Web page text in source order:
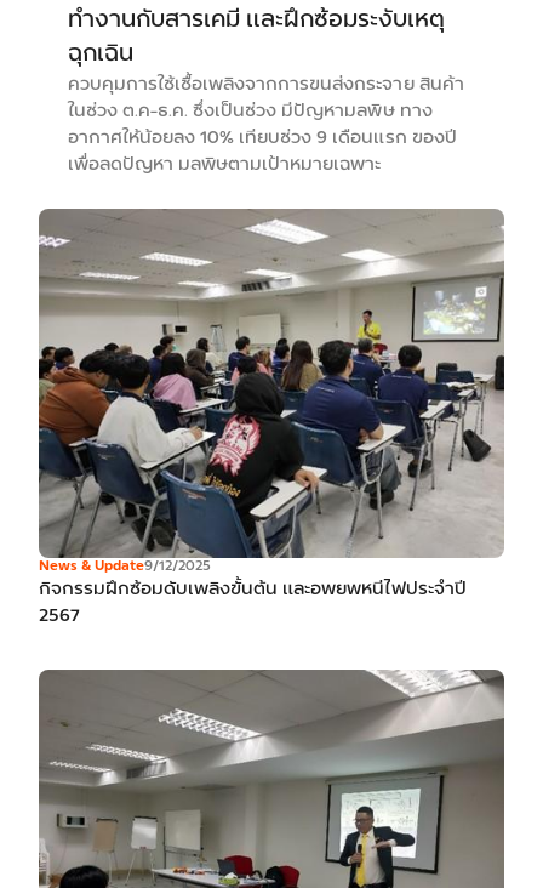
ทำงานกับสารเคมี และฝึกซ้อมระงับเหตุ
ฉุกเฉิน
ควบคุมการใช้เชื้อเพลิงจากการขนส่งกระจาย สินค้า
ในช่วง ต.ค-ธ.ค. ซึ่งเป็นช่วง มีปัญหามลพิษ ทาง
อากาศให้น้อยลง 10% เทียบช่วง 9 เดือนแรก ของปี
เพื่อลดปัญหา มลพิษตามเป้าหมายเฉพาะ
News & Update9/12/2025
กิจกรรมฝึกซ้อมดับเพลิงขั้นต้น และอพยพหนีไฟประจำปี
2567